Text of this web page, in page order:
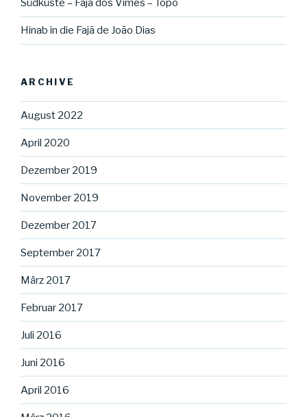
Südküste – Fajã dos Vimes – Topo
Hinab in die Fajã de João Dias
ARCHIVE
August 2022
April 2020
Dezember 2019
November 2019
Dezember 2017
September 2017
März 2017
Februar 2017
Juli 2016
Juni 2016
April 2016